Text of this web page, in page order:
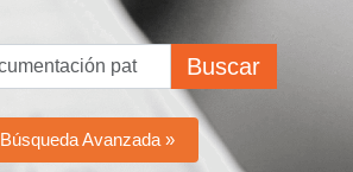
Buscar
Búsqueda Avanzada »